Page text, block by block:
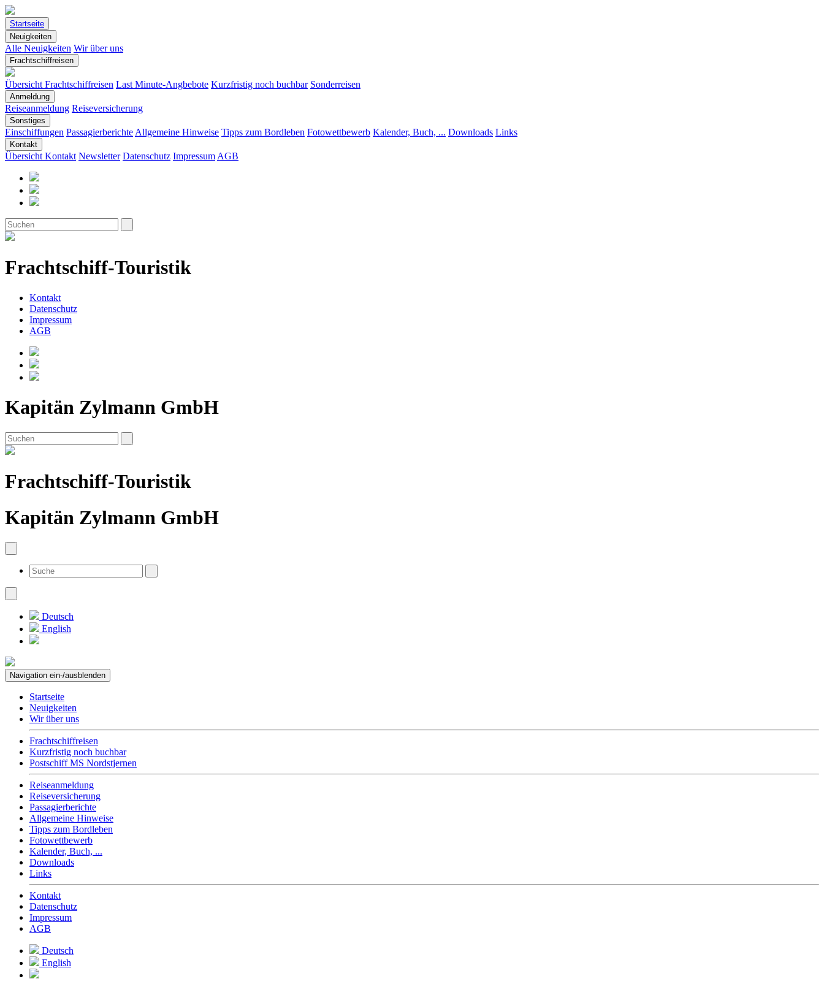
Startseite
Neuigkeiten
Alle Neuigkeiten Wir über uns
Frachtschiffreisen
Übersicht Frachtschiffreisen Last Minute-Angbebote Kurzfristig noch buchbar Sonderreisen
Anmeldung
Reiseanmeldung Reiseversicherung
Sonstiges
Einschiffungen Passagierberichte Allgemeine Hinweise Tipps zum Bordleben Fotowettbewerb Kalender, Buch, ... Downloads Links
Kontakt
Übersicht Kontakt Newsletter Datenschutz Impressum AGB
Frachtschiff-Touristik
Kontakt
Datenschutz
Impressum
AGB
Kapitän Zylmann GmbH
Frachtschiff-Touristik
Kapitän Zylmann GmbH
Deutsch
English
Navigation ein-/ausblenden
Startseite
Neuigkeiten
Wir über uns
Frachtschiffreisen
Kurzfristig noch buchbar
Postschiff MS Nordstjernen
Reiseanmeldung
Reiseversicherung
Passagierberichte
Allgemeine Hinweise
Tipps zum Bordleben
Fotowettbewerb
Kalender, Buch, ...
Downloads
Links
Kontakt
Datenschutz
Impressum
AGB
Deutsch
English